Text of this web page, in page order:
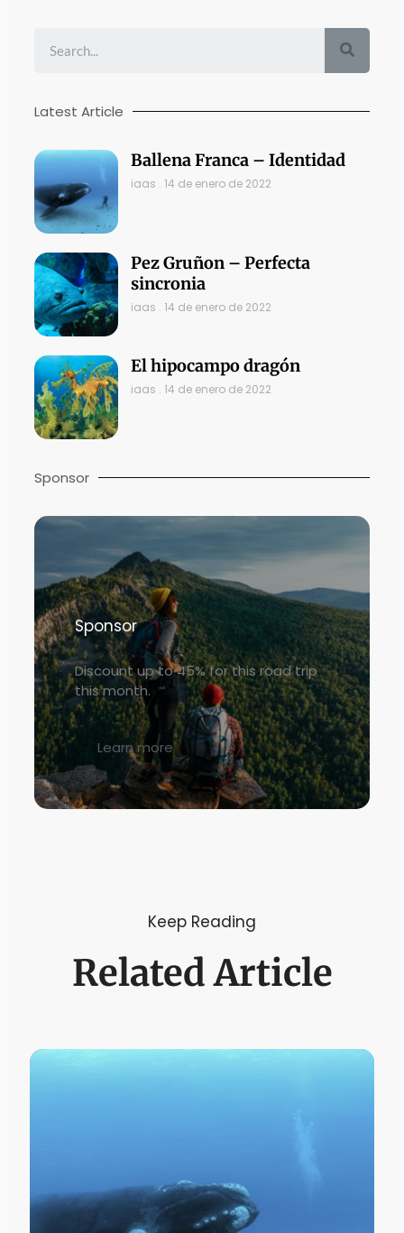
Search
Latest Article
Ballena Franca – Identidad
iaas 14 de enero de 2022
Pez Gruñon – Perfecta
sincronia
iaas 14 de enero de 2022
El hipocampo dragón
iaas 14 de enero de 2022
Sponsor
Sponsor
Discount up to 45% for this road trip
this month.
Learn more
Keep Reading
Related Article